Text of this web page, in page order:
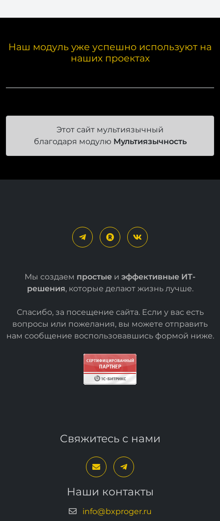
Наш модуль уже успешно используют на
наших проектах
Этот сайт мультиязычный
благодаря модулю Мультиязычность
Мы создаем простые и эффективные ИТ-
решения, которые делают жизнь лучше.
Спасибо, за посещение сайта. Если у вас есть
вопросы или пожелания, вы можете отправить
нам сообщение воспользовавшись формой ниже.
Свяжитесь с нами
Наши контакты
info@bxproger.ru